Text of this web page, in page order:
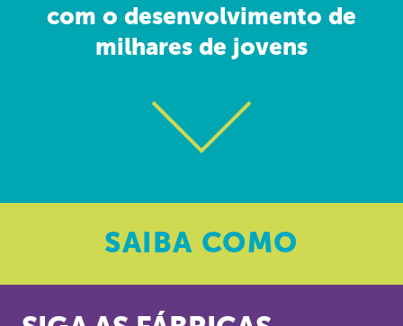
com o desenvolvimento de
milhares de jovens
SAIBA COMO